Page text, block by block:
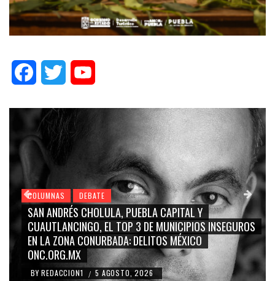
FacebookTwitter
COLUMNAS DEBATE
GRACE PALOMARES, NAY SALVATORI, SERGIO MAYER,
CARMEN SALINAS “LA CORCHOLATA”, CUAUHTÉMOC
BLANCO, SILVIA PINAL: LA TRIVIALIZACIÓN Y
RIDICULIZACIÓN DE LA REPRESENTACIÓN CIUDADANA
BY REDACCION1 / 4 AGOSTO, 2026